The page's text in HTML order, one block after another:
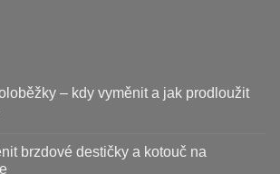
– kdy vyměnit a jak prodloužit
brzdové destičky a kotouč na